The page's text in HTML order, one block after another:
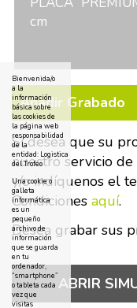
cm
Añadir Grabado
Si desea que su
nuestro servicio
y/o indíquenos el
Condiciones aquí.
Desea grabar sus
ABRIR
Bienvenida/o
a la
información
básica sobre
las cookies de
la página web
responsabilidad
de la
entidad: Logistica
del Trofeo
Una cookie o
galleta
informática
es un
pequeño
archivo de
información
que se guarda
en tu
ordenador,
“smartphone”
o tableta cada
vez que
visitas